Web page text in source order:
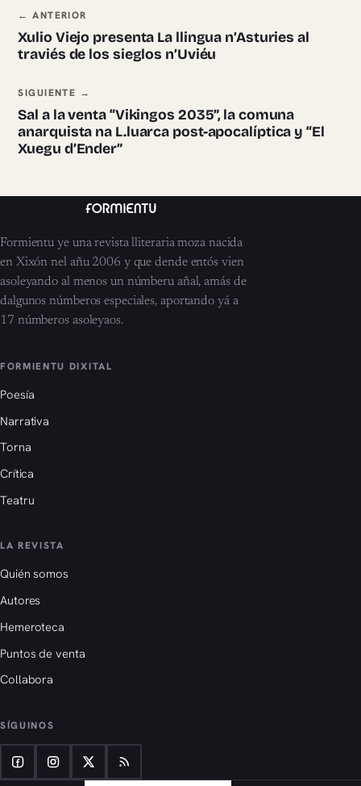
Navegación ente pieces
← ANTERIOR
Xulio Viejo presenta La llingua n’Asturies al
traviés de los sieglos n’Uviéu
SIGUIENTE →
Sal a la venta “Vikingos 2035”, la comuna
anarquista na L.luarca post-apocalíptica y “El
Xuegu d’Ender”
Formientu ye una revista lliteraria moza nacida
en Xixón nel añu 2006 y que dende entós vien
asoleyando al menos un númberu añal, amás de
dalgunos númberos especiales, aportando yá a
17 númberos asoleyaos.
FORMIENTU DIXITAL
Poesía
Narrativa
Torna
Crítica
Teatru
LA REVISTA
Quién somos
Autores
Hemeroteca
Puntos de venta
Collabora
SÍGUINOS